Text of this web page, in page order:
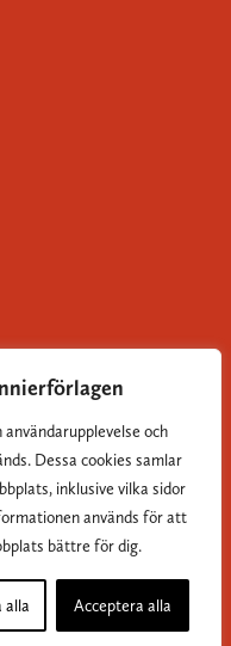
och
Dessa cookies samlar
inklusive vilka sidor
används för att
bättre för dig.
alla Acceptera alla